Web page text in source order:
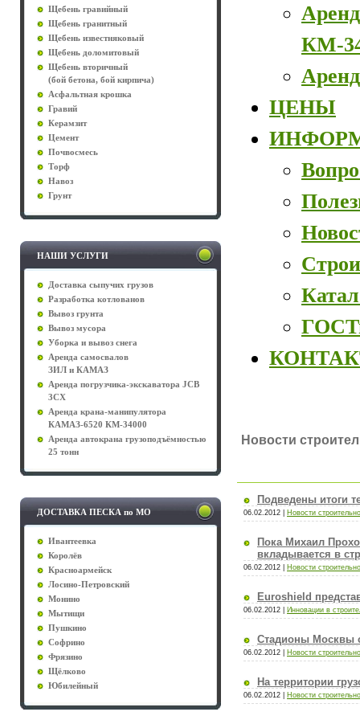
Щебень гравийный
Щебень гранитный
Щебень известняковый
Щебень доломитовый
Щебень вторичный
(бой бетона, бой кирпича)
Асфальтная крошка
Гравий
Керамзит
Цемент
Почвосмесь
Торф
Навоз
Грунт
НАШИ УСЛУГИ
Доставка сыпучих грузов
Разработка котлованов
Вывоз грунта
Вывоз мусора
Уборка и вывоз снега
Аренда самосвалов
ЗИЛ и КАМАЗ
Аренда погрузчика-экскаватора JCB
3CX
Аренда крана-манипулятора
КАМАЗ-6520 КМ-34000
Аренда автокрана грузоподъёмностью
25 тонн
ДОСТАВКА ПЕСКА по МО
Ивантеевка
Королёв
Красноармейск
Лосино-Петровский
Монино
Мытищи
Пушкино
Софрино
Фрязино
Щёлково
Юбилейный
КМ-
ЦЕНЫ
Новости
Подведены итоги
06.02.2012 Новости
Пока Михаил
вкладывается в
06.02.2012 Новости
Euroshield
06.02.2012 Инновации в
Стадионы Москвы
06.02.2012 Новости
На территории
06.02.2012 Новости